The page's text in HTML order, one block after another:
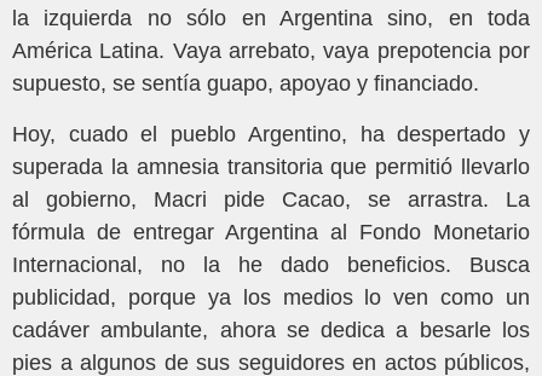
la izquierda no sólo en Argentina sino, en toda
América Latina. Vaya arrebato, vaya prepotencia por
supuesto, se sentía guapo, apoyao y financiado.
Hoy, cuado el pueblo Argentino, ha despertado y
superada la amnesia transitoria que permitió llevarlo
al gobierno, Macri pide Cacao, se arrastra. La
fórmula de entregar Argentina al Fondo Monetario
Internacional, no la he dado beneficios. Busca
publicidad, porque ya los medios lo ven como un
cadáver ambulante, ahora se dedica a besarle los
pies a algunos de sus seguidores en actos públicos,